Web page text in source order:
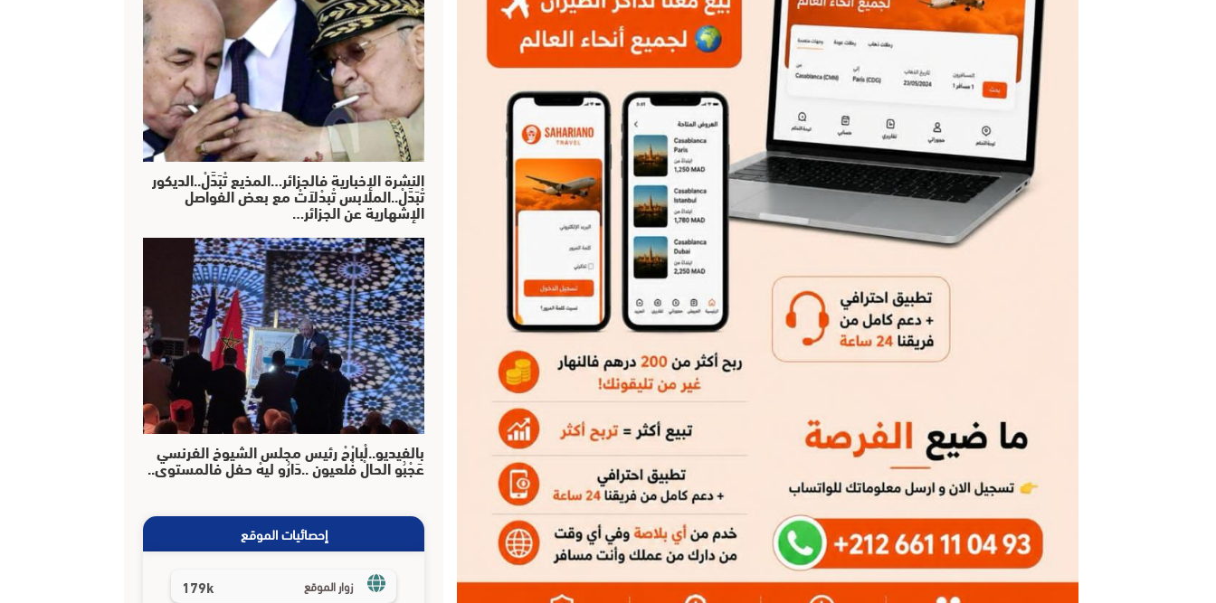
النشرة الإخبارية فالجزائر…المذيع تْبَدَّلْ..الديكور
تْبَدَّلْ..الملابس تْبدْلاَتْ مع بعض الفواصل
الإشهارية عن الجزائر…
بالفيديو..لْبارْحْ رئيس مجلس الشيوخ الفرنسي
عَجْبُو الحالْ فْلعيون ..دَارُو ليهْ حفل فالمستوى..
إحصائيات الموقع
زوار الموقع 179k